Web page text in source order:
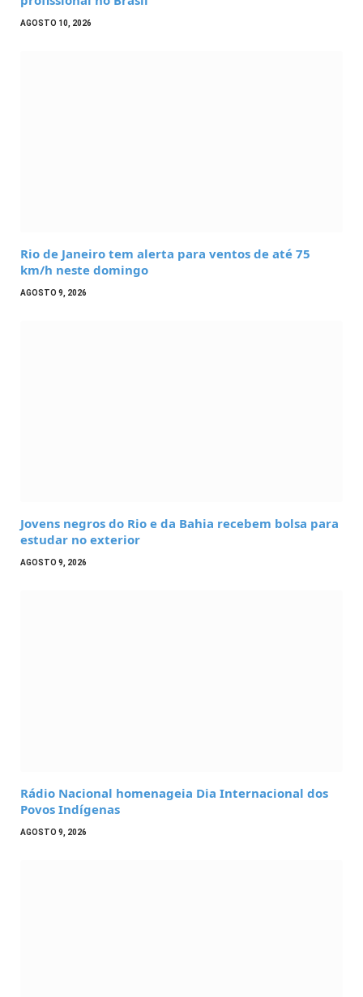
AGOSTO 10, 2026
Rio de Janeiro tem alerta para ventos de até 75
km/h neste domingo
AGOSTO 9, 2026
Jovens negros do Rio e da Bahia recebem bolsa para
estudar no exterior
AGOSTO 9, 2026
Rádio Nacional homenageia Dia Internacional dos
Povos Indígenas
AGOSTO 9, 2026